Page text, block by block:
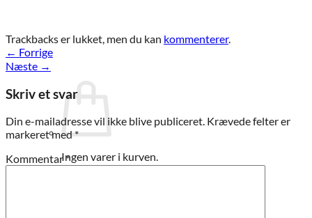
Ingen varer i kurven.
Trackbacks er lukket, men du kan kommenterer.
← Forrige
Næste →
Skriv et svar
Din e-mailadresse vil ikke blive publiceret. Krævede felter er
markeret med *
Kommentar*